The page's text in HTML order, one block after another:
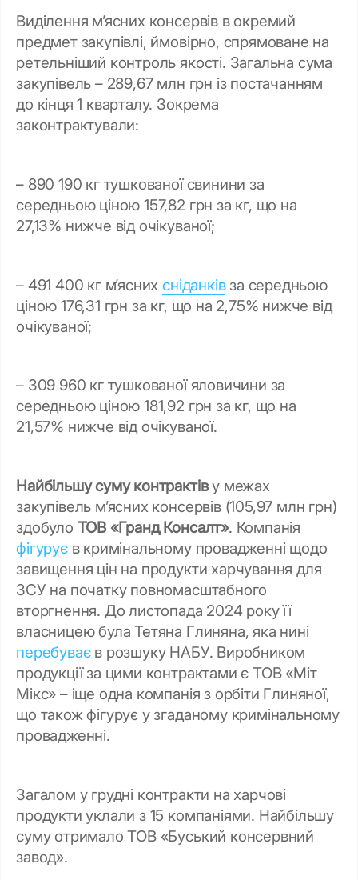
Виділення м’ясних консервів в окремий
предмет закупівлі, ймовірно, спрямоване на
ретельніший контроль якості. Загальна сума
закупівель – 289,67 млн грн із постачанням
до кінця 1 кварталу. Зокрема
законтрактували:
– 890 190 кг тушкованої свинини за
середньою ціною 157,82 грн за кг, що на
27,13% нижче від очікуваної;
– 491 400 кг м’яснихсніданківза середньою
ціною 176,31 грн за кг, що на 2,75% нижче від
очікуваної;
– 309 960 кг тушкованої яловичини за
середньою ціною 181,92 грн за кг, що на
21,57% нижче від очікуваної.
Найбільшу суму контрактіву межах
закупівель м’ясних консервів (105,97 млн грн)
здобуло ТОВ «Гранд Консалт». Компанія
фігуруєв кримінальному провадженні щодо
завищення цін на продукти харчування для
ЗСУ на початку повномасштабного
вторгнення. До листопада 2024 року її
власницею була Тетяна Глиняна, яка нині
перебуваєв розшуку НАБУ. Виробником
продукції за цими контрактами є ТОВ «Міт
Мікс» – іще одна компанія з орбіти Глиняної,
що також фігурує у згаданому кримінальному
провадженні.
Загалом у грудні контракти на харчові
продукти уклали з 15 компаніями. Найбільшу
суму отримало ТОВ «Буський консервний
завод».